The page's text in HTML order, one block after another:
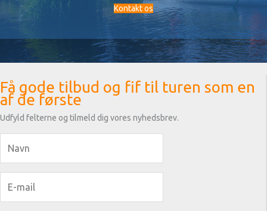
Kontakt os
Få gode tilbud og fif til turen som en
af de første
Udfyld felterne og tilmeld dig vores nyhedsbrev.